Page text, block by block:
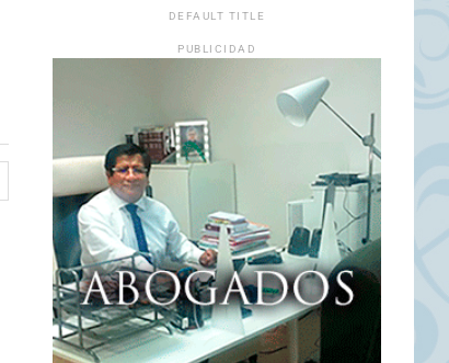
DEFAULT TITLE
PUBLICIDAD